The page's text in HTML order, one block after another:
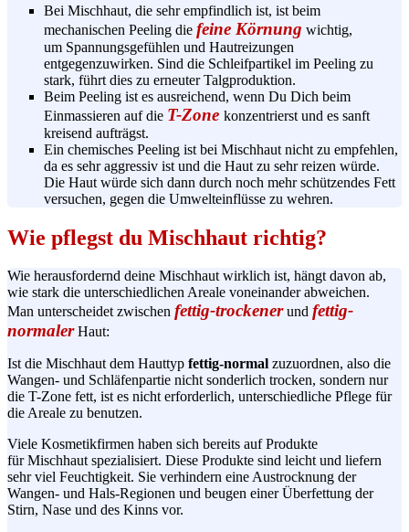
Bei Mischhaut, die sehr empfindlich ist, ist beim
mechanischen Peeling die feine Körnung wichtig,
um Spannungsgefühlen und Hautreizungen
entgegenzuwirken. Sind die Schleifpartikel im Peeling zu
stark, führt dies zu erneuterTalgproduktion.
Beim Peeling ist es ausreichend, wenn Du Dich beim
Einmassieren auf die T-Zone konzentrierst und es sanft
kreisend aufträgst.
Ein chemisches Peeling ist bei Mischhaut nicht zu empfehlen,
da es sehr aggressiv ist und die Haut zu sehr reizen würde.
Die Haut würde sich dann durch noch mehr schützendes Fett
versuchen, gegen die Umwelteinflüsse zu wehren.
Wie pflegst du Mischhaut richtig?
Wie herausfordernd deine Mischhaut wirklich ist, hängt davon ab,
wie stark die unterschiedlichen Areale voneinander abweichen.
Man unterscheidet zwischen fettig-trockenerund fettig-
normalerHaut:
Ist die Mischhaut dem Hauttyp fettig-normal zuzuordnen, also die
Wangen- und Schläfenpartie nicht sonderlich trocken, sondern nur
die T-Zone fett, ist es nicht erforderlich, unterschiedliche Pflege für
die Areale zu benutzen.
Viele Kosmetikfirmen haben sich bereits auf Produkte
für Mischhaut spezialisiert. Diese Produkte sind leicht und liefern
sehr viel Feuchtigkeit. Sie verhindern eine Austrocknung der
Wangen- und Hals-Regionen und beugen einerÜberfettung der
Stirn, Nase und des Kinns vor.